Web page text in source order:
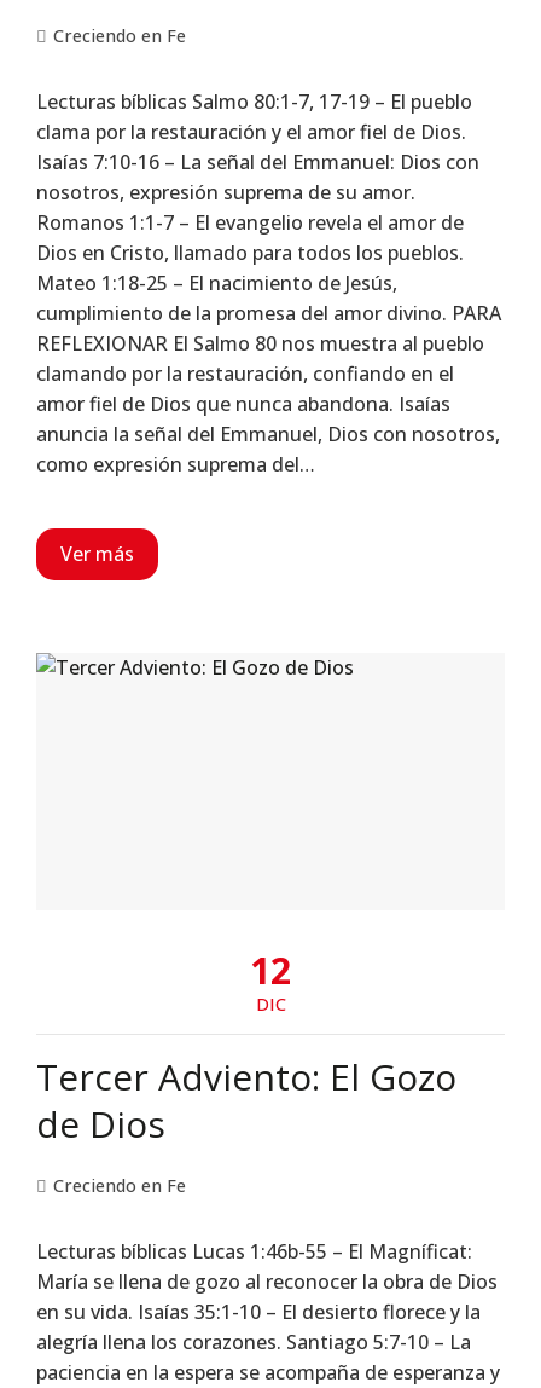
Creciendo en Fe
Lecturas bíblicas Salmo 80:1-7, 17-19 – El pueblo
clama por la restauración y el amor fiel de Dios.
Isaías 7:10-16 – La señal del Emmanuel: Dios con
nosotros, expresión suprema de su amor.
Romanos 1:1-7 – El evangelio revela el amor de
Dios en Cristo, llamado para todos los pueblos.
Mateo 1:18-25 – El nacimiento de Jesús,
cumplimiento de la promesa del amor divino. PARA
REFLEXIONAR El Salmo 80 nos muestra al pueblo
clamando por la restauración, confiando en el
amor fiel de Dios que nunca abandona. Isaías
anuncia la señal del Emmanuel, Dios con nosotros,
como expresión suprema del…
Ver más
12
DIC
Tercer Adviento: El Gozo
de Dios
Creciendo en Fe
Lecturas bíblicas Lucas 1:46b-55 – El Magníficat:
María se llena de gozo al reconocer la obra de Dios
en su vida. Isaías 35:1-10 – El desierto florece y la
alegría llena los corazones. Santiago 5:7-10 – La
paciencia en la espera se acompaña de esperanza y